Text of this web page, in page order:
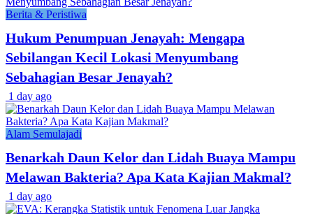
Berita & Peristiwa
Hukum Penumpuan Jenayah: Mengapa
Sebilangan Kecil Lokasi Menyumbang
Sebahagian Besar Jenayah?
1 day ago
Alam Semulajadi
Benarkah Daun Kelor dan Lidah Buaya Mampu
Melawan Bakteria? Apa Kata Kajian Makmal?
1 day ago